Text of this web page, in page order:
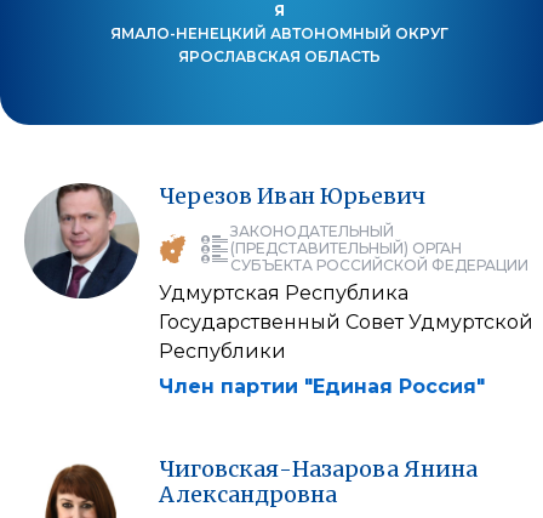
Я
ЯМАЛО-НЕНЕЦКИЙ АВТОНОМНЫЙ ОКРУГ
ЯРОСЛАВСКАЯ ОБЛАСТЬ
Черезов ИванЮрьевич
ЗАКОНОДАТЕЛЬНЫЙ
(ПРЕДСТАВИТЕЛЬНЫЙ) ОРГАН
СУБЪЕКТА РОССИЙСКОЙ ФЕДЕРАЦИИ
Удмуртская Республика
Государственный Совет Удмуртской
Республики
Член партии "Единая Россия"
Чиговская-Назарова Янина
Александровна